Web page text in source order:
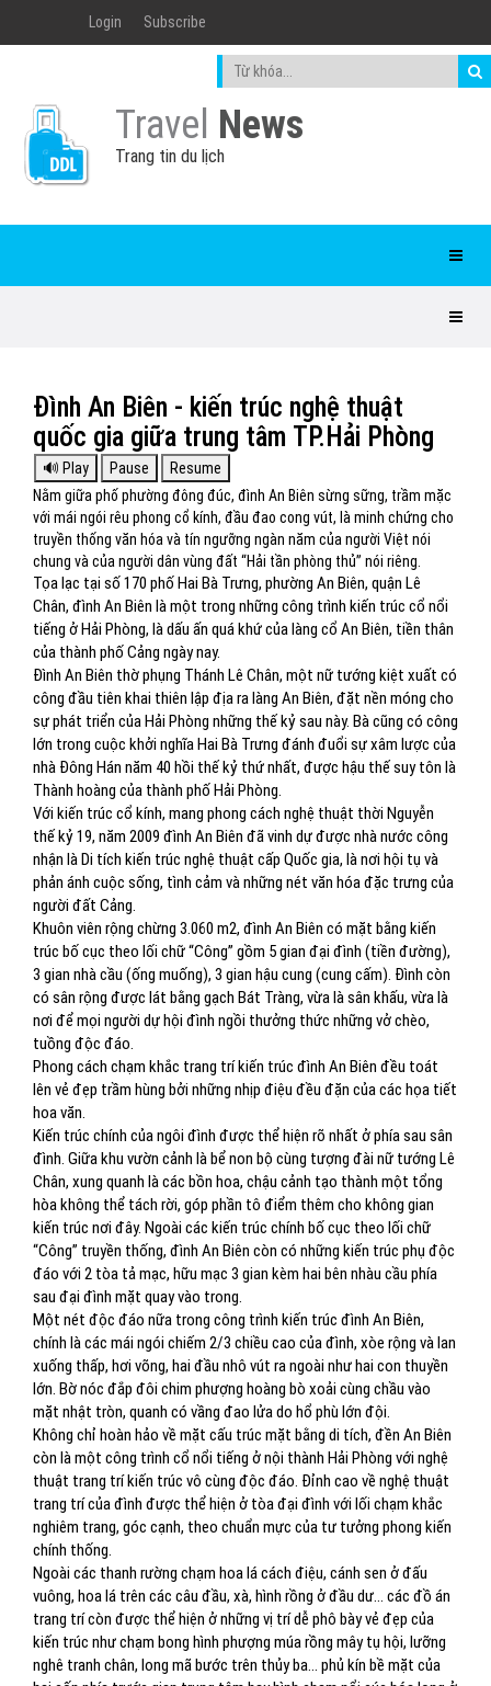
Login Subscribe
Travel News
Trang tin du lịch
Đình An Biên - kiến trúc nghệ thuật
quốc gia giữa trung tâm TP.Hải Phòng
Nằm giữa phố phường đông đúc, đình An Biên sừng sững, trầm mặc
với mái ngói rêu phong cổ kính, đầu đao cong vút, là minh chứng cho
truyền thống văn hóa và tín ngưỡng ngàn năm của người Việt nói
chung và của người dân vùng đất “Hải tần phòng thủ” nói riêng.
Tọa lạc tại số 170 phố Hai Bà Trưng, phường An Biên, quận Lê
Chân, đình An Biên là một trong những công trình kiến trúc cổ nổi
tiếng ở Hải Phòng, là dấu ấn quá khứ của làng cổ An Biên, tiền thân
của thành phố Cảng ngày nay.
Đình An Biên thờ phụng Thánh Lê Chân, một nữ tướng kiệt xuất có
công đầu tiên khai thiên lập địa ra làng An Biên, đặt nền móng cho
sự phát triển của Hải Phòng những thế kỷ sau này. Bà cũng có công
lớn trong cuộc khởi nghĩa Hai Bà Trưng đánh đuổi sự xâm lược của
nhà Đông Hán năm 40 hồi thế kỷ thứ nhất, được hậu thế suy tôn là
Thành hoàng của thành phố Hải Phòng.
Với kiến trúc cổ kính, mang phong cách nghệ thuật thời Nguyễn
thế kỷ 19, năm 2009 đình An Biên đã vinh dự được nhà nước công
nhận là Di tích kiến trúc nghệ thuật cấp Quốc gia, là nơi hội tụ và
phản ánh cuộc sống, tình cảm và những nét văn hóa đặc trưng của
người đất Cảng.
Khuôn viên rộng chừng 3.060 m2, đình An Biên có mặt bằng kiến
trúc bố cục theo lối chữ “Công” gồm 5 gian đại đình (tiền đường),
3 gian nhà cầu (ống muống), 3 gian hậu cung (cung cấm). Đình còn
có sân rộng được lát bằng gạch Bát Tràng, vừa là sân khấu, vừa là
nơi để mọi người dự hội đình ngồi thưởng thức những vở chèo,
tuồng độc đáo.
Phong cách chạm khắc trang trí kiến trúc đình An Biên đều toát
lên vẻ đẹp trầm hùng bởi những nhịp điệu đều đặn của các họa tiết
hoa văn.
Kiến trúc chính của ngôi đình được thể hiện rõ nhất ở phía sau sân
đình. Giữa khu vườn cảnh là bể non bộ cùng tượng đài nữ tướng Lê
Chân, xung quanh là các bồn hoa, chậu cảnh tạo thành một tổng
hòa không thể tách rời, góp phần tô điểm thêm cho không gian
kiến trúc nơi đây. Ngoài các kiến trúc chính bố cục theo lối chữ
“Công” truyền thống, đình An Biên còn có những kiến trúc phụ độc
đáo với 2 tòa tả mạc, hữu mạc 3 gian kèm hai bên nhàu cầu phía
sau đại đình mặt quay vào trong.
Một nét độc đáo nữa trong công trình kiến trúc đình An Biên,
chính là các mái ngói chiếm 2/3 chiều cao của đình, xòe rộng và lan
xuống thấp, hơi võng, hai đầu nhô vút ra ngoài như hai con thuyền
lớn. Bờ nóc đắp đôi chim phượng hoàng bò xoải cùng chầu vào
mặt nhật tròn, quanh có vầng đao lửa do hổ phù lớn đội.
Không chỉ hoàn hảo về mặt cấu trúc mặt bằng di tích, đền An Biên
còn là một công trình cổ nổi tiếng ở nội thành Hải Phòng với nghệ
thuật trang trí kiến trúc vô cùng độc đáo. Đỉnh cao về nghệ thuật
trang trí của đình được thể hiện ở tòa đại đình với lối chạm khắc
nghiêm trang, góc cạnh, theo chuẩn mực của tư tưởng phong kiến
chính thống.
Ngoài các thanh rường chạm hoa lá cách điệu, cánh sen ở đấu
vuông, hoa lá trên các câu đầu, xà, hình rồng ở đầu dư… các đồ án
trang trí còn được thể hiện ở những vị trí dễ phô bày vẻ đẹp của
kiến trúc như chạm bong hình phượng múa rồng mây tụ hội, lưỡng
nghê tranh chân, long mã bước trên thủy ba… phủ kín bề mặt của